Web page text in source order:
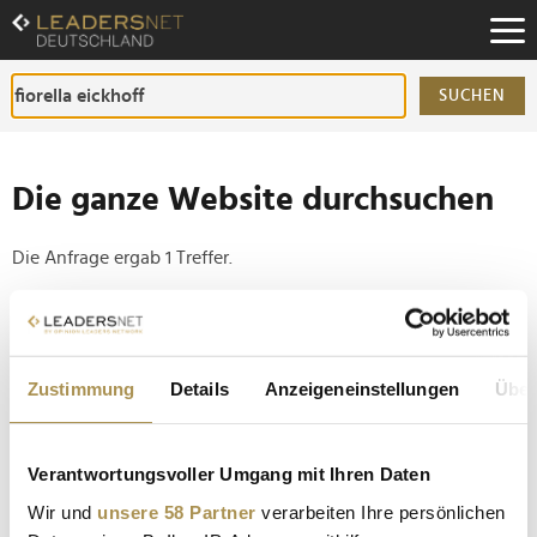
Zustimmung Details Anzeigeneinstellungen
Verantwortungsvoller Umgang mit Ihren Daten
Wir und unsere 58 Partner verarbeiten Ihre persönlichen
Zum
Inhalt
Zur
Fußzeilen-
Navigation
SUCHEN
Die ganze Website durchsuchen
Die Anfrage ergab 1 Treffer.
Tipp
Setzen Sie die gesuchten Wörter zwischen
Anführungszeichen: zb "Vorname Nachname".
Die Diabetes-Charity-Gala wurde zur Influencer-
Show